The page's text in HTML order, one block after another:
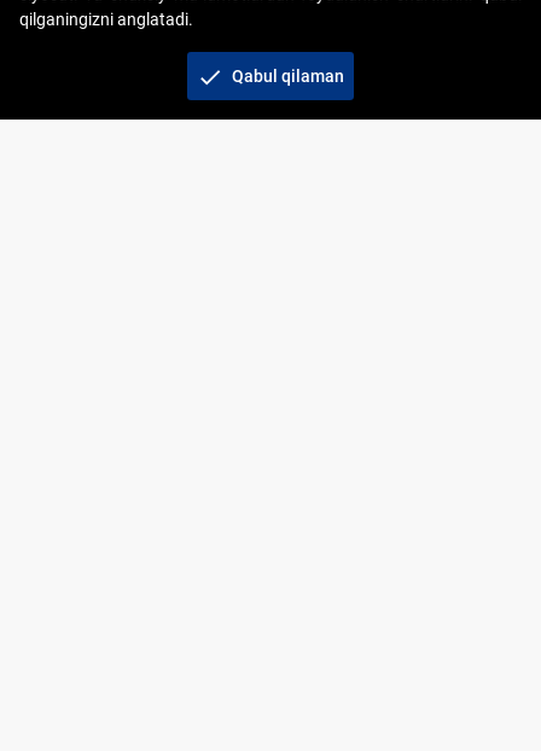
Copyright © 2017-2026. "Elektron onlayn-auksionlarni
tashkil etish" AJ. Barcha huquqlar himoyalangan
qilganingizni anglatadi.
check Qabul qilaman